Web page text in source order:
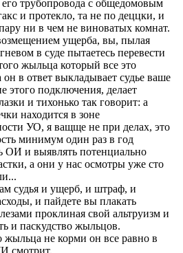
его трубопровода с общедомовым
и протекло, та не по деццки, и
ни в чем не виноватых комнат.
ущерба, вы, пылая
в суде пытаетесь перевести
жыльца который все это
он в ответ выкладывает судье ваше
этого подключения, делает
и тихонько так говорит: а
находится в зоне
УО, я ващще не при делах, это
минимум один раз в год
ОИ и выявлять потенциально
а они у нас осмотры уже сто
судья и ущерб, и штраф, и
и пайдете вы плакать
проклиная свой альтруизм и
и паскудство жыльцов.
жыльца не корми он все равно в
смотрит.